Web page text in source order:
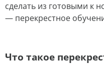
сделать из готовыми к
— перекрестное
Что такое